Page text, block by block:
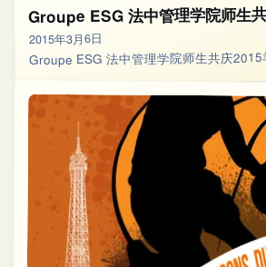
Groupe ESG 法中管理学院师生
2015年3月6日
Groupe ESG 法中管理学院师生共庆2015